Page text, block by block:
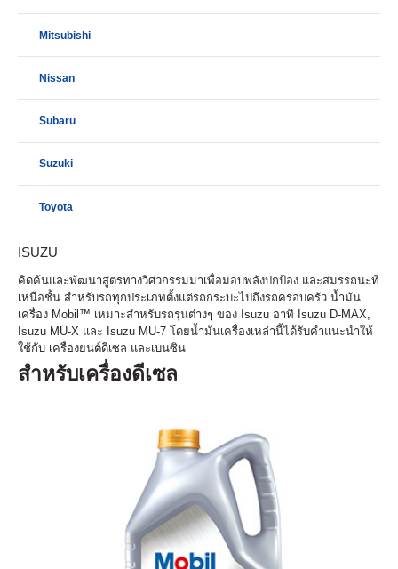
Mitsubishi
Nissan
Subaru
Suzuki
Toyota
ISUZU
คิดค้นและพัฒนาสูตรทางวิศวกรรมมาเพื่อมอบพลังปกป้อง และสมรรถนะที่
เหนือชั้น สำหรับรถทุกประเภทตั้งแต่รถกระบะไปถึงรถครอบครัว น้ำมัน
เครื่อง Mobil™ เหมาะสำหรับรถรุ่นต่างๆ ของ Isuzu อาทิ Isuzu D-MAX,
Isuzu MU-X และ Isuzu MU-7 โดยน้ำมันเครื่องเหล่านี้ได้รับคำแนะนำให้
ใช้กับ เครื่องยนต์ดีเซล และเบนซิน
สำหรับเครื่องดีเซล